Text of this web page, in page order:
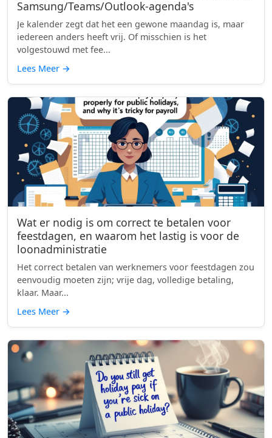
Samsung/Teams/Outlook-agenda's
Je kalender zegt dat het een gewone maandag is, maar
iedereen anders heeft vrij. Of misschien is het
volgestouwd met fee...
Lees Meer →
Wat er nodig is om correct te betalen voor
feestdagen, en waarom het lastig is voor de
loonadministratie
Het correct betalen van werknemers voor feestdagen zou
eenvoudig moeten zijn; vrije dag, volledige betaling,
klaar. Maar...
Lees Meer →